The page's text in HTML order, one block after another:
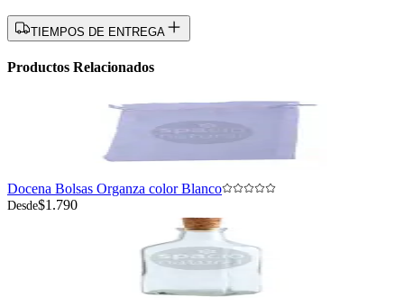
TIEMPOS DE ENTREGA
Productos Relacionados
Docena Bolsas Organza color Blanco
Desde$1.790